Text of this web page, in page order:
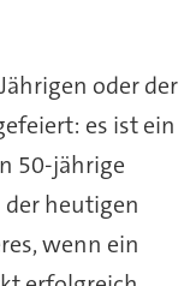
oder der
es ist ein
50-jährige
heutigen
wenn ein